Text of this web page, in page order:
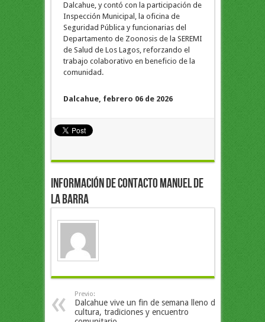
Dalcahue, y contó con la participación de
Inspección Municipal, la oficina de
Seguridad Pública y funcionarias del
Departamento de Zoonosis de la SEREMI
de Salud de Los Lagos, reforzando el
trabajo colaborativo en beneficio de la
comunidad.
Dalcahue, febrero 06 de 2026
Información de Contacto Manuel de
la Barra
Previo:
Dalcahue vive un fin de semana lleno de
cultura, tradiciones y encuentro